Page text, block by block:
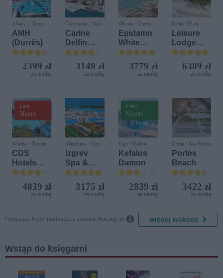
Albania / Durres
AMH
(Durrës)
2399 zł
za osobę
Czarnogóra / Bijela
Carine
Delfin
Bijela (ex.
Iberostar
Bijela
3149 zł
za osobę
Albania / Durres
Epidamn
White
Sensation
3779 zł
za osobę
Kenia / Diani
Leisure
Lodge
Beach &
Golf
Resort by
6389 zł
za osobę
Last
Minute
Włochy / Terrasini
CDS
Hotels
Terrasini
(ex. Citta
del Mare)
4839 zł
za osobę
Macedonia / Elen
Kamen
Izgrev
Spa &
Aquapark
3175 zł
za osobę
First
Minute
Cypr / Paphos
Kefalos
Damon
2839 zł
za osobę
Grecja / Nea Potidea
Portes
Beach
3422 zł
za osobę
Powyższe treści pochodzą z serwisu Wakacje.pl.  więcej wakacji
Wstąp do księgarni